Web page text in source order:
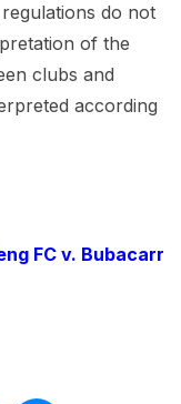
do not
of the
clubs and
according
FC v. Bubacarr